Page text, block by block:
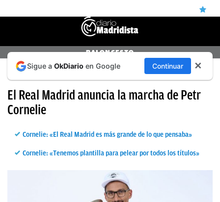
ÚLTIMAS
NOTICIAS
MADRID
BALONCESTO
EN UN COMUNICADO
El Real Madrid anuncia la marcha de Petr
Cornelie
Cornelie: «El Real Madrid es más grande de lo que pensaba»
Cornelie: «Tenemos plantilla para pelear por todos los títulos»
Sigue a OkDiario en Google Continuar ✕